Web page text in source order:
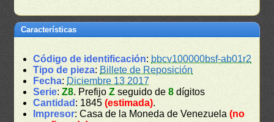
Características
Código de identificación: bbcv100000bsf-ab01r2
Tipo de pieza: Billete de Reposición
Fecha: Diciembre 13 2017
Serie:Z8. PrefijoZ seguido de8 dígitos
Cantidad : 1845(estimada).
Impresor: Casa de la Moneda de Venezuela(no